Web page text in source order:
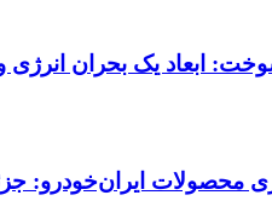
ابعاد یک بحران انرژی و
محصولات ایران‌خودرو: